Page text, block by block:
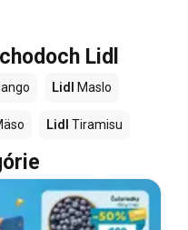
Lidl
Lidl Maslo
Lidl Tiramisu